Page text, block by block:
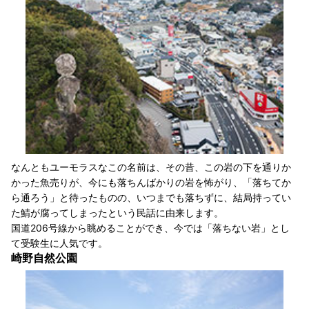
なんともユーモラスなこの名前は、その昔、この岩の下を通りか
かった魚売りが、今にも落ちんばかりの岩を怖がり、「落ちてか
ら通ろう」と待ったものの、いつまでも落ちずに、結局持ってい
た鯖が腐ってしまったという民話に由来します。
国道206号線から眺めることができ、今では「落ちない岩」とし
て受験生に人気です。
崎野自然公園